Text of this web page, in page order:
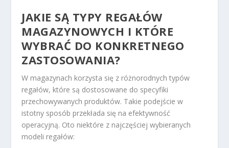
JAKIE SĄ TYPY REGAŁÓW
MAGAZYNOWYCH I KTÓRE
WYBRAĆ DO KONKRETNEGO
ZASTOSOWANIA?
W magazynach korzysta się z różnorodnych typów
regałów, które są dostosowane do specyfiki
przechowywanych produktów. Takie podejście w
istotny sposób przekłada się na efektywność
operacyjną. Oto niektóre z najczęściej wybieranych
modeli regałów: